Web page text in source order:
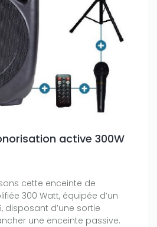
active 300W
cette enceinte de
300 Watt, équipée d’un
disposant d’une sortie
une enceinte passive.